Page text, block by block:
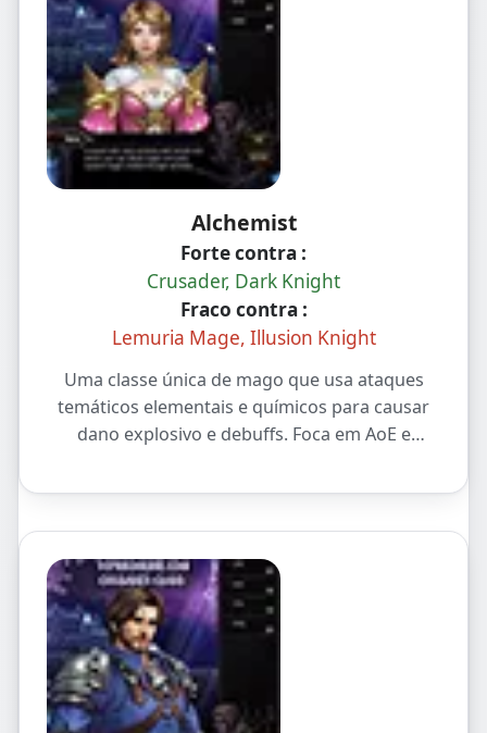
Alchemist
Forte contra :
Crusader, Dark Knight
Fraco contra :
Lemuria Mage, Illusion Knight
Uma classe única de mago que usa ataques
temáticos elementais e químicos para causar
dano explosivo e debuffs. Foca em AoE e